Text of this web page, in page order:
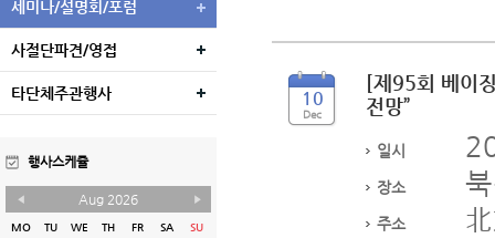
세미나/설명회/포럼
사절단파견/영접
타단체주관행사
행사스케쥴
Aug 2026
MO TU WE TH FR SA SU
10
Dec
[제95회 베이
전망”
일시
장소
주소